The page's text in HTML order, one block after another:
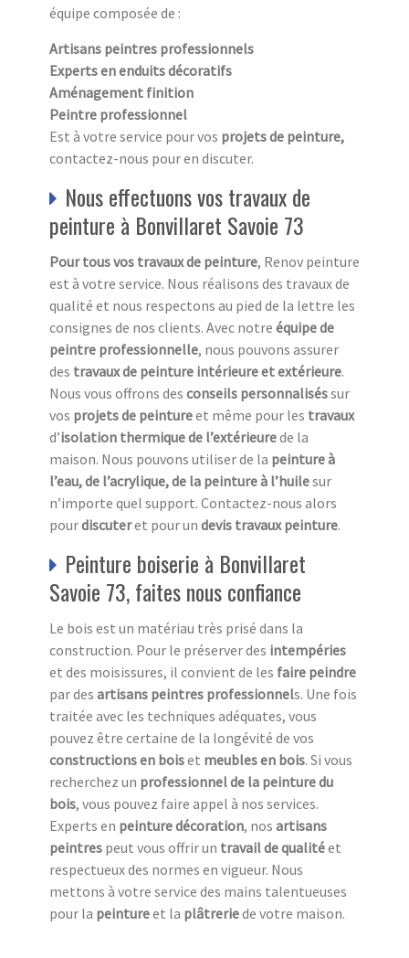
équipe composée de :
Artisans peintres professionnels
Experts en enduits décoratifs
Aménagement finition
Peintre professionnel
Est à votre service pour vos projets de peinture,
contactez-nous pour en discuter.
Nous effectuons vos travaux de
peinture à Bonvillaret Savoie 73
Pour tous vos travaux de peinture, Renov peinture
est à votre service. Nous réalisons des travaux de
qualité et nous respectons au pied de la lettre les
consignes de nos clients. Avec notre équipe de
peintre professionnelle, nous pouvons assurer
des travaux de peinture intérieure et extérieure.
Nous vous offrons des conseils personnaliséssur
vos projets de peintureet même pour les travaux
d’isolation thermique de l’extérieurede la
maison. Nous pouvons utiliser de la peinture à
l’eau, de l’acrylique, de la peinture à l’huilesur
n’importe quel support. Contactez-nous alors
pourdiscuteret pour un devis travaux peinture.
Peinture boiserie à Bonvillaret
Savoie 73, faites nous confiance
Le bois est un matériau très prisé dans la
construction. Pour le préserver des intempéries
et des moisissures, il convient de les faire peindre
par des artisans peintres professionnels. Une fois
traitée avec les techniques adéquates, vous
pouvez être certaine de la longévité de vos
constructions en boiset meubles en bois. Si vous
recherchez un professionnel de la peinture du
bois, vous pouvez faire appel à nos services.
Experts en peinture décoration, nos artisans
peintres peut vous offrir un travail de qualitéet
respectueux des normes en vigueur. Nous
mettons à votre service des mains talentueuses
pour la peintureet la plâtreriede votre maison.